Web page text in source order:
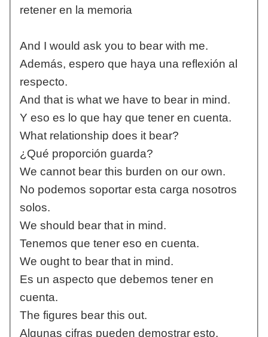
retener en la memoria
And I would ask you to bear with me.
Además, espero que haya una reflexión al
respecto.
And that is what we have to bear in mind.
Y eso es lo que hay que tener en cuenta.
What relationship does it bear?
¿Qué proporción guarda?
We cannot bear this burden on our own.
No podemos soportar esta carga nosotros
solos.
We should bear that in mind.
Tenemos que tener eso en cuenta.
We ought to bear that in mind.
Es un aspecto que debemos tener en
cuenta.
The figures bear this out.
Algunas cifras pueden demostrar esto.